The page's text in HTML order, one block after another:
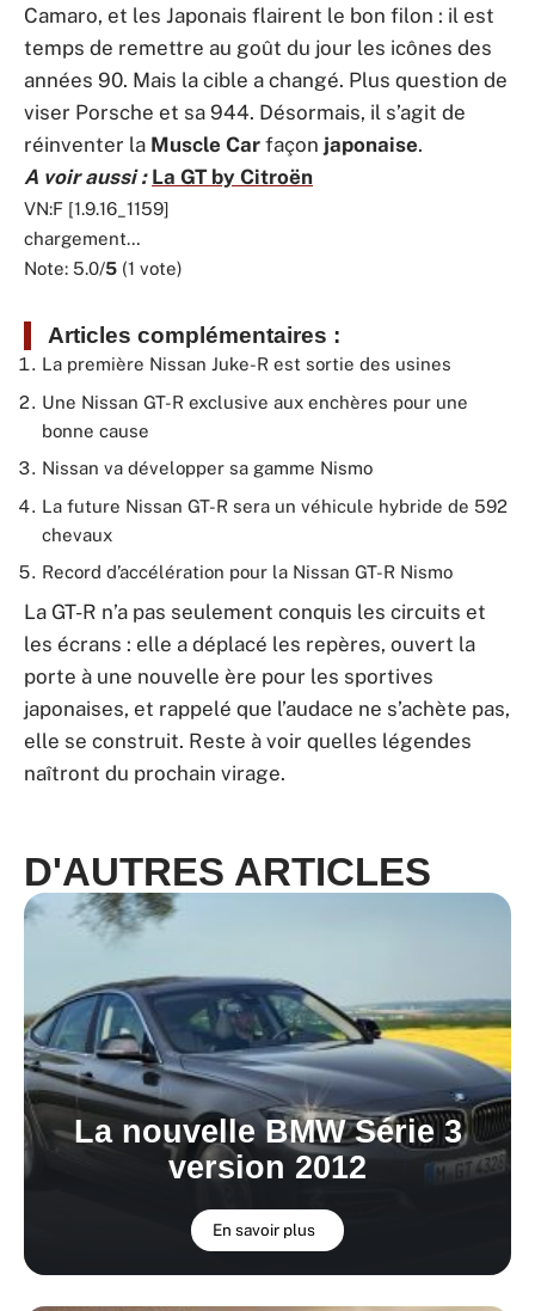
Camaro, et les Japonais flairent le bon filon : il est
temps de remettre au goût du jour les icônes des
années 90. Mais la cible a changé. Plus question de
viser Porsche et sa 944. Désormais, il s’agit de
réinventer la Muscle Car façon japonaise.
A voir aussi : La GT by Citroën
VN:F [1.9.16_1159]
chargement…
Note: 5.0/5 (1 vote)
Articles complémentaires :
La première Nissan Juke-R est sortie des usines
Une Nissan GT-R exclusive aux enchères pour une
bonne cause
Nissan va développer sa gamme Nismo
La future Nissan GT-R sera un véhicule hybride de 592
chevaux
Record d’accélération pour la Nissan GT-R Nismo
La GT-R n’a pas seulement conquis les circuits et
les écrans : elle a déplacé les repères, ouvert la
porte à une nouvelle ère pour les sportives
japonaises, et rappelé que l’audace ne s’achète pas,
elle se construit. Reste à voir quelles légendes
naîtront du prochain virage.
D'AUTRES ARTICLES
La nouvelle BMW Série 3
version 2012
En savoir plus